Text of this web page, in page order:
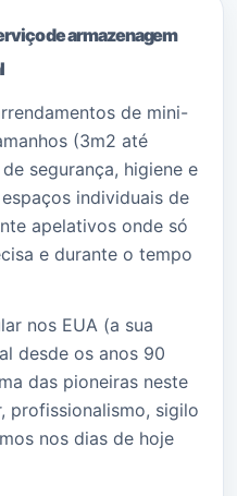
de armazenagem
de mini-
(3m2 até
segurança, higiene e
individuais de
apelativos onde só
e durante o tempo
nos EUA (a sua
desde os anos 90
das pioneiras neste
profissionalismo, sigilo
nos dias de hoje